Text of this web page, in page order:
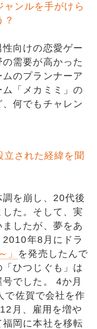
ャンルを手がけら
向けの恋愛ゲー
需要が高かった
のプランナーア
「メカミミ」の
何でもチャレン
立された経緯を聞
を崩し、20代後
た。そして、実
したが、夢をあ
2010年8月にドラ
」 を発売したんで
ひつじぐも」は
でした。 4か月
佐賀で会社を作
月、雇用を増や
岡に本社を移転